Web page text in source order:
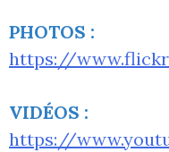
PHOTOS :
https://
VIDÉOS :
https://